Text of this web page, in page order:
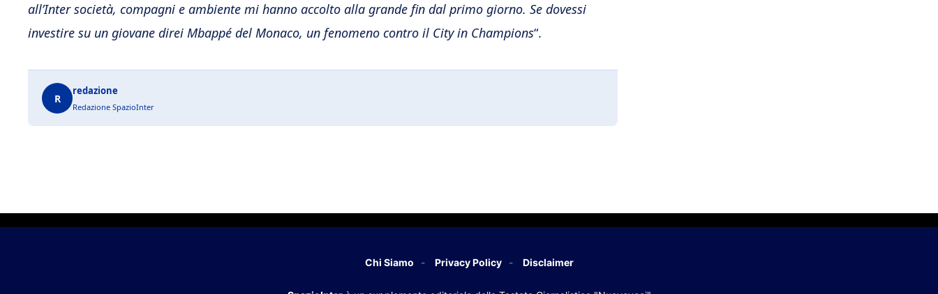
all’Inter società, compagni e ambiente mi hanno accolto alla grande fin dal primo giorno. Se dovessi
investire su un giovane direi Mbappé del Monaco, un fenomeno contro il City in Champions“.
R
redazione
Redazione SpazioInter
Chi Siamo Privacy Policy Disclaimer